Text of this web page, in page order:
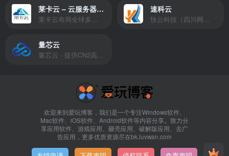
莱卡云 – 云服务器提供商
莱卡云布局全球多个地理区域。提供服务有：境外云服务器、国内云服务器、独立服务器、服务器托管、CDN、SSL证书、游戏服务器等业务。
速科云
快云科技（四川网联快云科技有限公司）成立于2021年，主营互联网业务平台服务提供商。公司专注为用户提供低价高性能云计算产品，致力于云计算应用的易用性开发，并引导云计算在国内普及
量芯云
量芯云 - 提供CN2高速香港美国云服务器&专业高防服务器租用等云服务器供应商
欢迎来到爱玩博客，我们是一个专注Windows软件、
Mac软件、iOS软件、Android软件等内容分享。致力分
享应用软件、游戏应用、砸壳应用、破解版应用、去广
告应用，更多优质资源尽在bk.luvwan.com